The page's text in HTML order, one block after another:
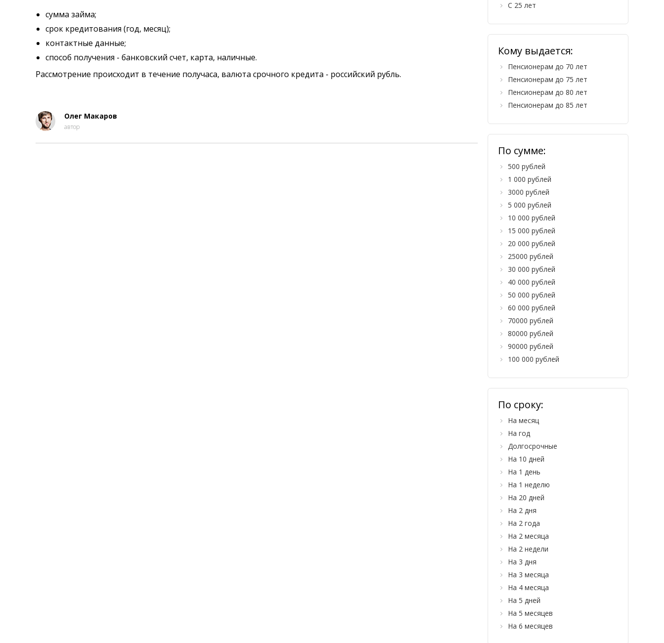
сумма займа;
срок кредитования (год, месяц);
контактные данные;
способ получения - банковский счет, карта, наличные.
Рассмотрение происходит в течение получаса, валюта срочного кредита - российский рубль.
Олег Макаров
автор
С 25 лет
Кому выдается:
Пенсионерам до 70 лет
Пенсионерам до 75 лет
Пенсионерам до 80 лет
Пенсионерам до 85 лет
По сумме:
500 рублей
1 000 рублей
3000 рублей
5 000 рублей
10 000 рублей
15 000 рублей
20 000 рублей
25000 рублей
30 000 рублей
40 000 рублей
50 000 рублей
60 000 рублей
70000 рублей
80000 рублей
90000 рублей
100 000 рублей
По сроку:
На месяц
На год
Долгосрочные
На 10 дней
На 1 день
На 1 неделю
На 20 дней
На 2 дня
На 2 года
На 2 месяца
На 2 недели
На 3 дня
На 3 месяца
На 4 месяца
На 5 дней
На 5 месяцев
На 6 месяцев